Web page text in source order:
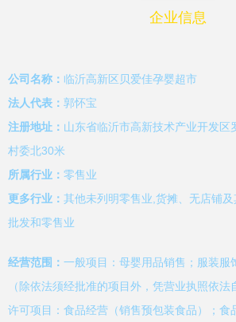
企业信息
公司名称： 临沂高新区贝爱佳孕婴超市
法人代表： 郭怀宝
注册地址： 山东省临沂市高新技术产业开发区
村委北30米
所属行业： 零售业
更多行业： 其他未列明零售业,货摊、无店铺及
批发和零售业
经营范围： 一般项目：母婴用品销售；服装服
（除依法须经批准的项目外，凭营业执照依法
许可项目：食品经营（销售预包装食品）；食